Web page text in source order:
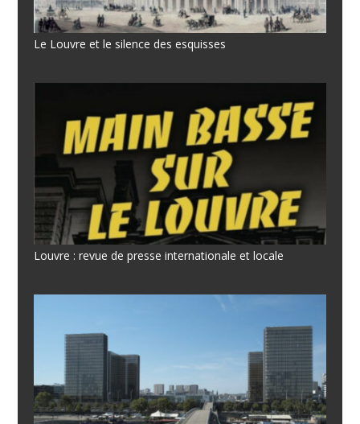
Le Louvre et le silence des esquisses
Louvre : revue de presse internationale et locale